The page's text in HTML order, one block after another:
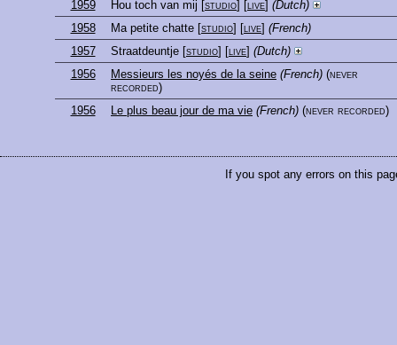
1959 Hou toch van mij [studio] [live] (Dutch)
1958
Ma petite chatte [studio] [live] (French)
1957
Straatdeuntje [studio] [live] (Dutch)
1956
Messieurs les noyés de la seine (French) (never
recorded)
1956
Le plus beau jour de ma vie (French) (never recorded)
If you spot any errors on this